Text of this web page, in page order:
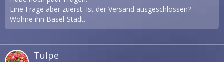
Eine Frage aber zuerst. Ist der Versand ausgeschlossen?
Wohne ihn Basel-Stadt.
Tulpe